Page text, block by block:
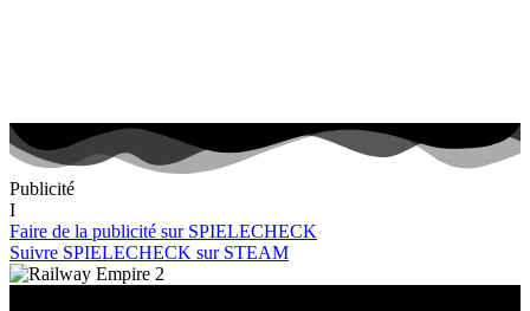
Publicité
I
Faire de la publicité sur SPIELECHECK
Suivre SPIELECHECK sur STEAM